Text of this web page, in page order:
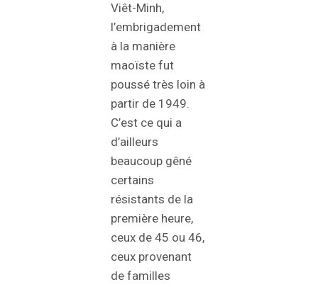
Viêt-Minh,
l’embrigadement
à la manière
maoïste fut
poussé très loin à
partir de 1949.
C’est ce qui a
d’ailleurs
beaucoup gêné
certains
résistants de la
première heure,
ceux de 45 ou 46,
ceux provenant
de familles